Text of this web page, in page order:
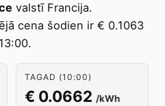
valstī Francija.
cena šodien ir € 0.1063
TAGAD (10:00)
€ 0.0662 /kWh